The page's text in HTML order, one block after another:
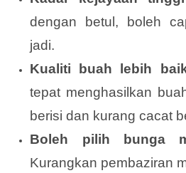
dengan betul, boleh
jadi.
Kualiti buah lebih
tepat menghasilkan
berisi dan kurang cacat
Boleh pilih bunga
Kurangkan pembaziran